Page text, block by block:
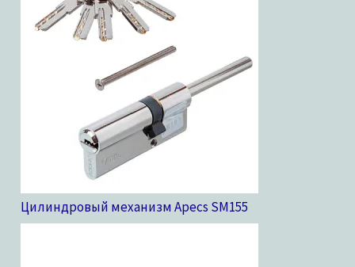
Цилиндровый механизм Apecs SM155